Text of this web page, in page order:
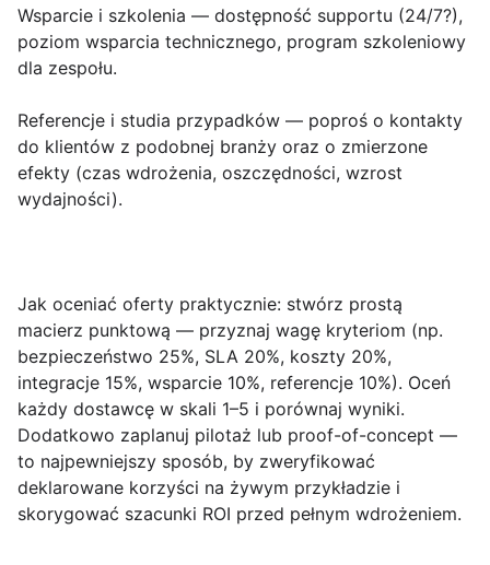
Wsparcie i szkolenia — dostępność supportu (24/7?),
poziom wsparcia technicznego, program szkoleniowy
dla zespołu.
Referencje i studia przypadków — poproś o kontakty
do klientów z podobnej branży oraz o zmierzone
efekty (czas wdrożenia, oszczędności, wzrost
wydajności).
Jak oceniać oferty praktycznie: stwórz prostą
macierz punktową — przyznaj wagę kryteriom (np.
bezpieczeństwo 25%, SLA 20%, koszty 20%,
integracje 15%, wsparcie 10%, referencje 10%). Oceń
każdy dostawcę w skali 1–5 i porównaj wyniki.
Dodatkowo zaplanuj pilotaż lub proof-of-concept —
to najpewniejszy sposób, by zweryfikować
deklarowane korzyści na żywym przykładzie i
skorygować szacunki ROI przed pełnym wdrożeniem.